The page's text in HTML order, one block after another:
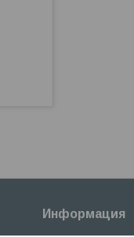
Информация